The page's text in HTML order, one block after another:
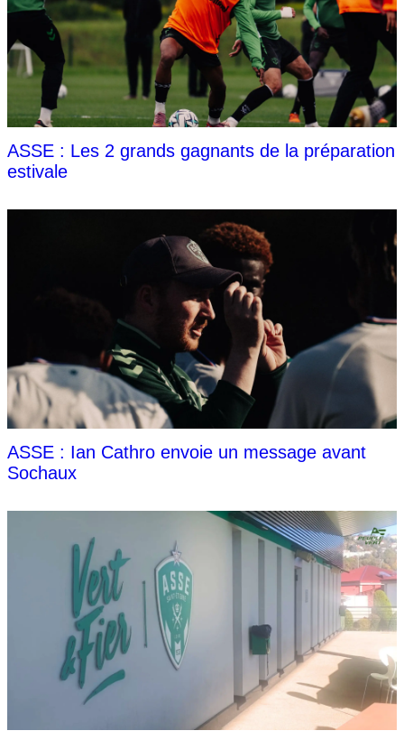
ASSE : Les 2 grands gagnants de la préparation
estivale
ASSE : Ian Cathro envoie un message avant
Sochaux